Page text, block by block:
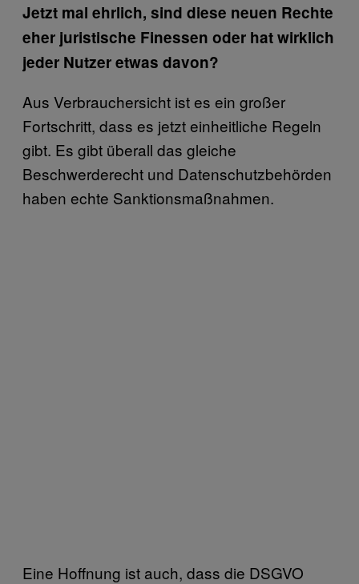
Jetzt mal ehrlich, sind diese neuen Rechte
eher juristische Finessen oder hat wirklich
jeder Nutzer etwas davon?
Aus Verbrauchersicht ist es ein großer
Fortschritt, dass es jetzt einheitliche Regeln
gibt. Es gibt überall das gleiche
Beschwerderecht und Datenschutzbehörden
haben echte Sanktionsmaßnahmen.
Eine Hoffnung ist auch, dass die DSGVO